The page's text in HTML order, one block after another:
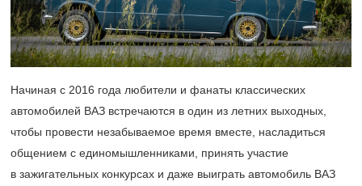
Начиная с 2016 года любители и фанаты классических
автомобилей ВАЗ встречаются в один из летних выходных,
чтобы провести незабываемое время вместе, насладиться
общением с единомышленниками, принять участие
в зажигательных конкурсах и даже выиграть автомобиль ВАЗ